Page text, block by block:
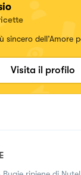
sincero dell’Amore
Visita il profilo